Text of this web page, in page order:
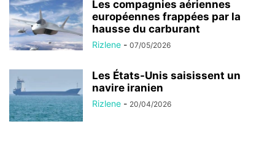
Les compagnies aériennes
européennes frappées par la
hausse du carburant
Rizlene - 07/05/2026
Les États-Unis saisissent un
navire iranien
Rizlene - 20/04/2026